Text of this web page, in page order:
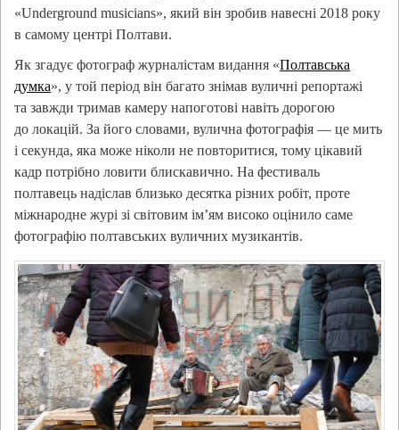
«Underground musicians», який він зробив навесні 2018 року
в самому центрі Полтави.
Як згадує фотограф журналістам видання «Полтавська
думка», у той період він багато знімав вуличні репортажі
та завжди тримав камеру напоготові навіть дорогою
до локацій. За його словами, вулична фотографія — це мить
і секунда, яка може ніколи не повторитися, тому цікавий
кадр потрібно ловити блискавично. На фестиваль
полтавець надіслав близько десятка різних робіт, проте
міжнародне журі зі світовим ім’ям високо оцінило саме
фотографію полтавських вуличних музикантів.